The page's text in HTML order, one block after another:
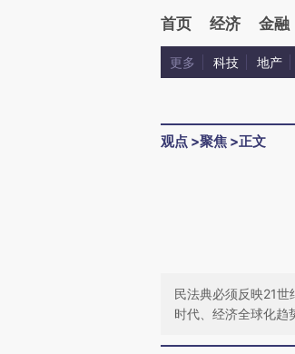
首页 经济 金融
更多 科技 地产
观点 >聚焦 >正文
民法典必须反映21
时代、经济全球化趋